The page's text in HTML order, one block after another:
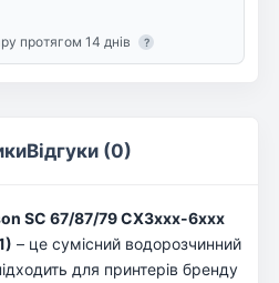
протягом 14 днів
?
Відгуки (0)
SC 67/87/79 CX3xxx-6xxx
– це сумісний водорозчинний
для принтерів бренду